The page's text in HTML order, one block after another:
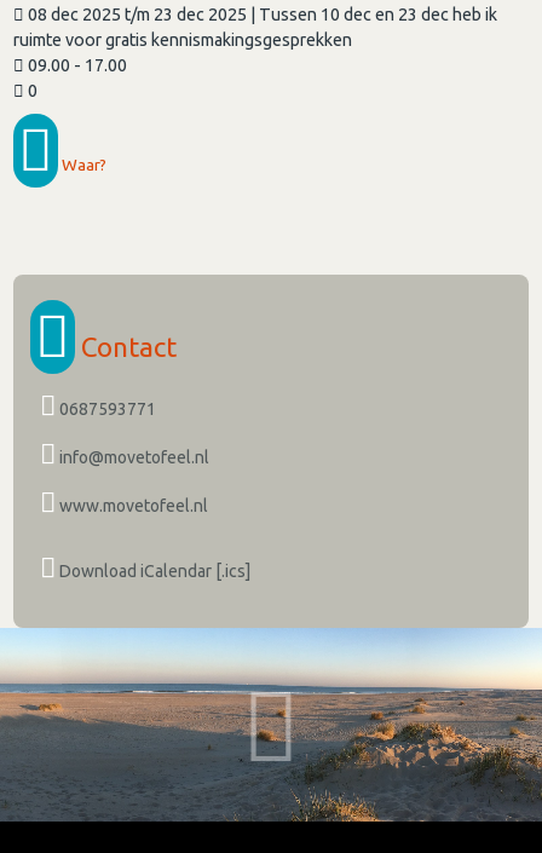
08 dec 2025 t/m 23 dec 2025 | Tussen 10 dec en 23 dec heb ik
ruimte voor gratis kennismakingsgesprekken
09.00 - 17.00
0
Waar?
Contact
0687593771
info@movetofeel.nl
www.movetofeel.nl
Download iCalendar [.ics]